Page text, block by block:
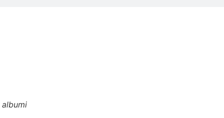
albumi